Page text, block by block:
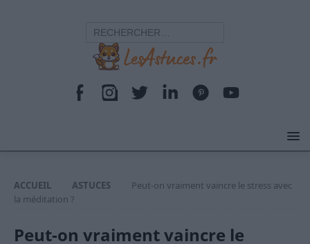
ACCUEIL ASTUCES
Peut-on vraiment vaincre le stress avec
la méditation ?
Peut-on vraiment vaincre le